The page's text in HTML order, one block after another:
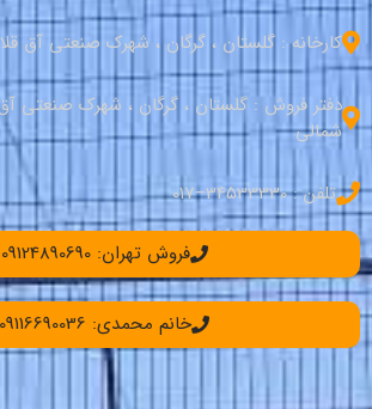
کارخانه : گلستان ، گرگان ، شهرک صنعتی آق قلا
شمالی
تلفن : 34533330–017
فروش تهران: 09124890690
خانم محمدی: 09116690036